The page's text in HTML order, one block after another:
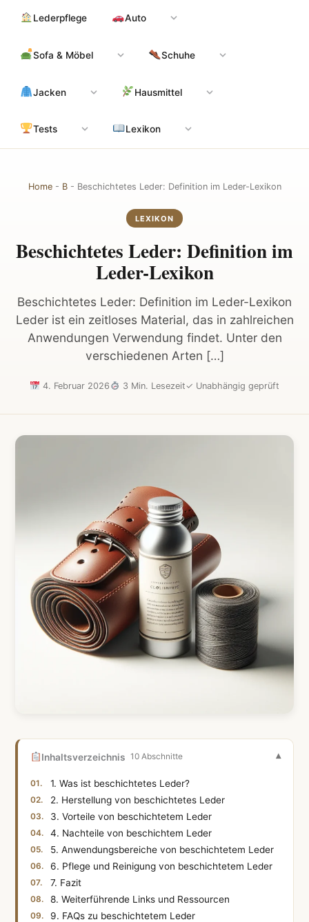
Inhalt
Lederpflege Auto
Sofa & Möbel Schuhe
Jacken Hausmittel
Tests Lexikon
Home- B- Beschichtetes Leder: Definition im Leder-Lexikon
LEXIKON
Beschichtetes Leder: Definition im
Leder-Lexikon
Beschichtetes Leder: Definition im Leder-Lexikon
Leder ist ein zeitloses Material, das in zahlreichen
Anwendungen Verwendung findet. Unter den
verschiedenen Arten […]
4. Februar 2026 3 Min. Lesezeit✓ Unabhängig geprüft
Inhaltsverzeichnis 10 Abschnitte
1. Was ist beschichtetes Leder?
2. Herstellung von beschichtetes Leder
3. Vorteile von beschichtetem Leder
4. Nachteile von beschichtem Leder
5. Anwendungsbereiche von beschichtetem Leder
6. Pflege und Reinigung von beschichtetem Leder
7. Fazit
8. Weiterführende Links und Ressourcen
9. FAQs zu beschichtetem Leder